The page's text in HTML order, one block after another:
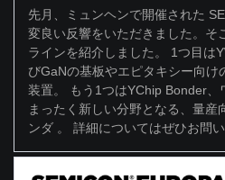
先月、ミュンヘンで開催された
変良い反響をいただきました。そ
ラインを紹介しました。 1つ目は
びGaNの基板やエピタキシー向け
装置。 もう1つはYChip Bonder、
まったく新しい分野となる、量産
ンダ 。 詳細についてはぜひお問